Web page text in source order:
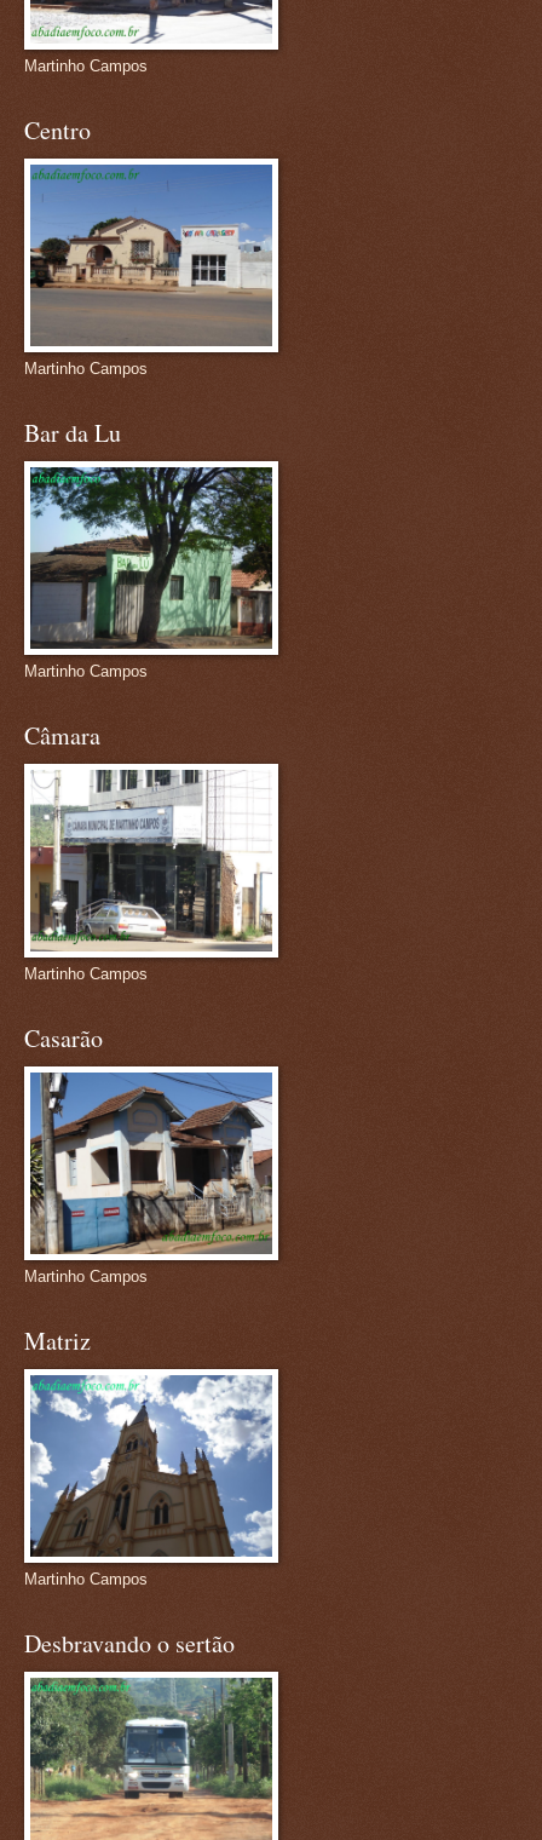
Martinho Campos
Centro
Martinho Campos
Bar da Lu
Martinho Campos
Câmara
Martinho Campos
Casarão
Martinho Campos
Matriz
Martinho Campos
Desbravando o sertão